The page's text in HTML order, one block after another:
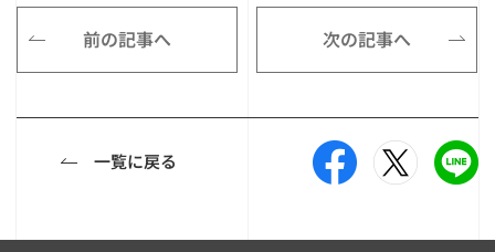
前の記事へ 次の記事へ
一覧に戻る